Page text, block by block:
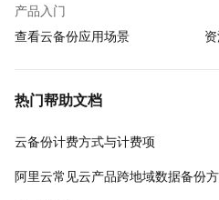
产品入门
查看云备份应用场景
热门帮助文档
云备份计费方式与计费项
阿里云常见云产品跨地域数据备份